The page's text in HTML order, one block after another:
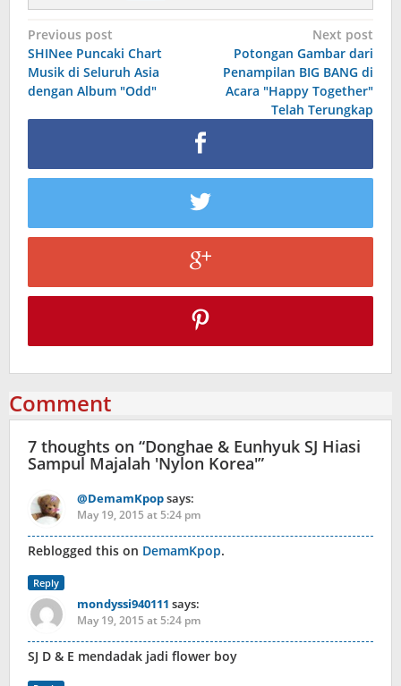
Post
navigation
Previous post
SHINee Puncaki Chart
Musik di Seluruh Asia
dengan Album "Odd"
Next post
Potongan Gambar dari
Penampilan BIG BANG di
Acara "Happy Together"
Telah Terungkap
Comment
7 thoughts on “Donghae & Eunhyuk SJ Hiasi
Sampul Majalah 'Nylon Korea'”
@DemamKpopsays:
May 19, 2015 at 5:24 pm
Reblogged this on DemamKpop.
Reply
mondyssi940111 says:
May 19, 2015 at 5:24 pm
SJ D & E mendadak jadi flower boy